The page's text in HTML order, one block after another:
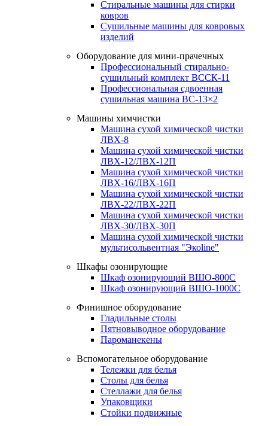
Стиральные машины для стирки
ковров
Сушильные машины для ковровых
изделий
Оборудование для мини-прачечных
Профессиональный стирально-
сушильный комплект ВССК-11
Профессиональная сдвоенная
сушильная машина ВС-13×2
Машины химчистки
Машина сухой химической чистки
ЛВХ-8
Машина сухой химической чистки
ЛВХ-12/ЛВХ-12П
Машина сухой химической чистки
ЛВХ-16/ЛВХ-16П
Машина сухой химической чистки
ЛВХ-22/ЛВХ-22П
Машина сухой химической чистки
ЛВХ-30/ЛВХ-30П
Машина сухой химической чистки
мультисольвентная "Экоline"
Шкафы озонирующие
Шкаф озонирующий ВШО-800С
Шкаф озонирующий ВШО-1000С
Финишное оборудование
Гладильные столы
Пятновыводное оборудование
Пароманекены
Вспомогательное оборудование
Тележки для белья
Столы для белья
Стеллажи для белья
Упаковщики
Стойки подвижные